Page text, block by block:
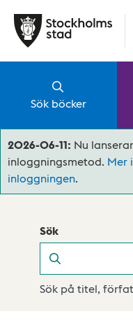
Sök böcker
2026-06-11: Nu
inloggningsmetod. Mer
inloggningen.
Sök
Sök på titel,